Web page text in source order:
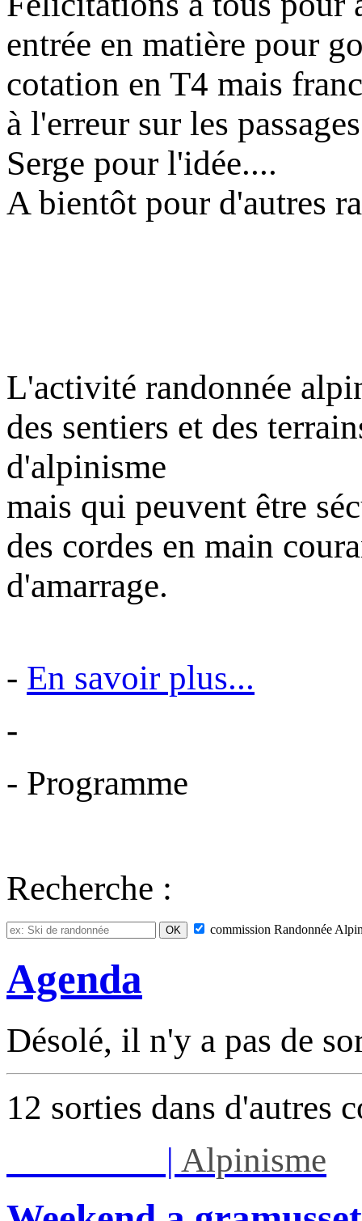
entrée en matière pour
cotation en T4 mais
à l'erreur sur les
Serge pour l'idée....
A bientôt pour d'autres
L'activité randonnée
des sentiers et des
d'alpinisme
mais qui peuvent être
des cordes en main
d'amarrage.
- En savoir plus...
-
- Programme
Recherche :
commission Randonnée
Agenda
Désolé, il n'y a pas de
12 sorties dans d'autres
| Alpinisme